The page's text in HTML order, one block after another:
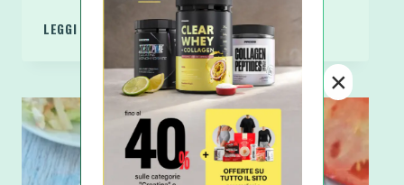
LEGGI DI PIÙ
INSALATE
POLLO
FREDDE
PROTEICHE
SENZA
GLUTINE
×